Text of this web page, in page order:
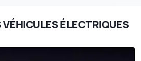
ÉLECTRIQUES